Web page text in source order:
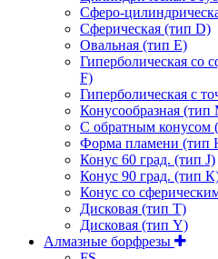
Сферо-
Сферическая (тип D)
Овальная (тип Е)
Гиперболическая со
F)
Гиперболическая с
Конусообразная
C обратным конусом
Форма пламени (тип
Конус 60 град. (тип J)
Конус 90 град. (тип
Конус со
Дисковая (тип Т)
Дисковая (тип Y)
Алмазные борфрезы